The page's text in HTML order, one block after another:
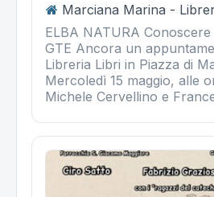
Marciana Marina -
ELBA NATURA Conoscere
GTE Ancora un
Libreria Libri in Piazza di
Mercoledì 15 maggio, alle
Michele Cervellino e